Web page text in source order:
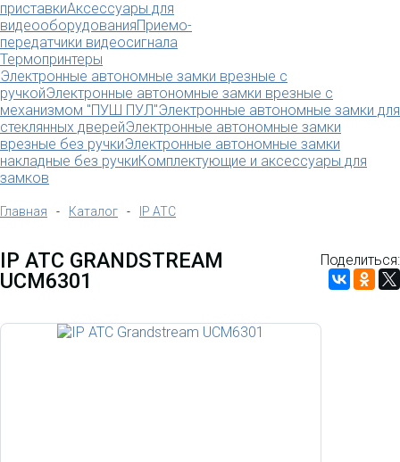
приставкиАксессуары для
видеооборудованияПриемо-
передатчики видеосигнала
Термопринтеры
Электронные автономные замки врезные с
ручкойЭлектронные автономные замки врезные с
механизмом "ПУШ ПУЛ"Электронные автономные замки для
стеклянных дверейЭлектронные автономные замки
врезные без ручкиЭлектронные автономные замки
накладные без ручкиКомплектующие и аксессуары для
замков
Главная - Каталог - IP АТС
IP АТС GRANDSTREAM
UCM6301
Поделиться: